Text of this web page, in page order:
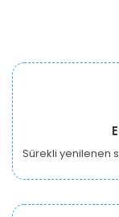
Sürekli yenilenen